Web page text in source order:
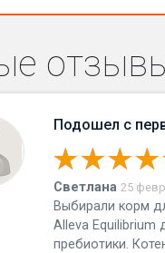
Подошел с
Светлана 25
Выбирали корм
Alleva Equilibrium
пребиотики.